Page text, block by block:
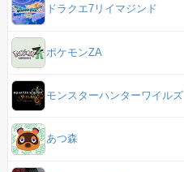
ドラクエ7リイマジンド
ポケモンZA
モンスターハンターワイルズ
あつ森